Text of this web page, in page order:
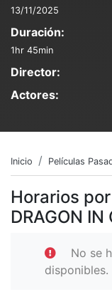
13/11/2025
Duración:
1hr 45min
Director:
Actores:
Inicio Películas
Horarios
DRAGON IN
No se
disponibles.